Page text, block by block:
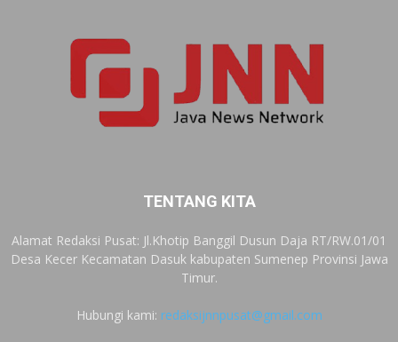
TENTANG KITA
Alamat Redaksi Pusat: Jl.Khotip Banggil Dusun Daja RT/RW.01/01
Desa Kecer Kecamatan Dasuk kabupaten Sumenep Provinsi Jawa
Timur.
Hubungi kami: redaksijnnpusat@gmail.com